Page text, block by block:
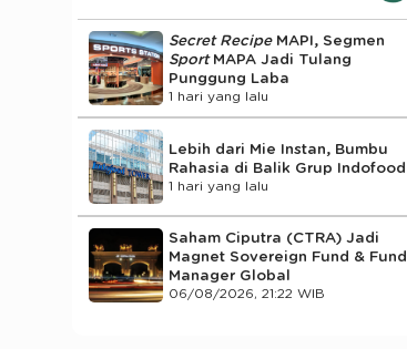
Secret RecipeMAPI, Segmen
Sport MAPA Jadi Tulang
Punggung Laba
1 hari yang lalu
Lebih dari Mie Instan, Bumbu
Rahasia di Balik Grup Indofood
1 hari yang lalu
Saham Ciputra (CTRA) Jadi
Magnet Sovereign Fund & Fund
Manager Global
06/08/2026, 21:22 WIB